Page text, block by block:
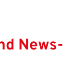
News-